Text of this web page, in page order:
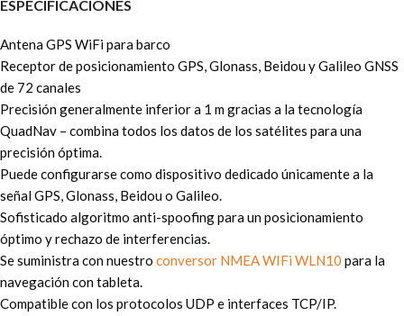
ESPECIFICACIONES
Antena GPS WiFi para barco
Receptor de posicionamiento GPS, Glonass, Beidou y Galileo GNSS
de 72 canales
Precisión generalmente inferior a 1 m gracias a la tecnología
QuadNav – combina todos los datos de los satélites para una
precisión óptima.
Puede configurarse como dispositivo dedicado únicamente a la
señal GPS, Glonass, Beidou o Galileo.
Sofisticado algoritmo anti-spoofing para un posicionamiento
óptimo y rechazo de interferencias.
Se suministra con nuestro conversor NMEA WIFi WLN10 para la
navegación con tableta.
Compatible con los protocolos UDP e interfaces TCP/IP.